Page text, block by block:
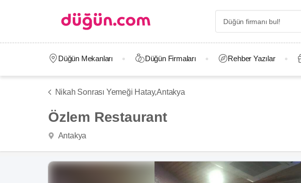
Düğün Mekanları Düğün Firmaları Rehber Yazılar
Nikah Sonrası Yemeği Hatay,Antakya
Özlem Restaurant
Antakya